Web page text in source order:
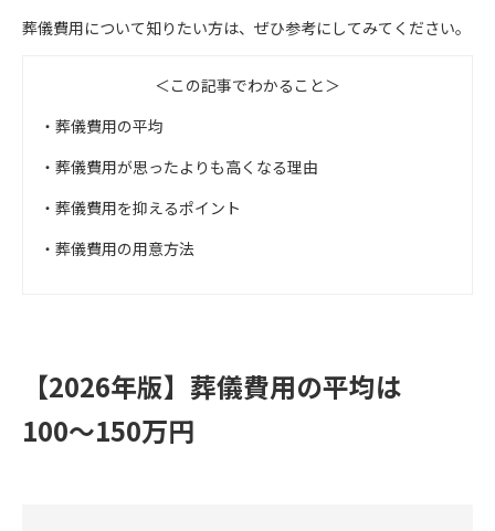
葬儀費用について知りたい方は、ぜひ参考にしてみてください。
＜この記事でわかること＞
・葬儀費用の平均
・葬儀費用が思ったよりも高くなる理由
・葬儀費用を抑えるポイント
・葬儀費用の用意方法
【2026年版】葬儀費用の平均は
100〜150万円